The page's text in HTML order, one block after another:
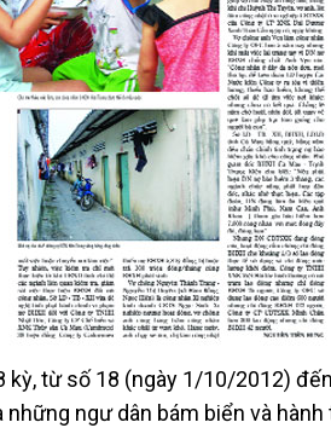
kỳ, từ số 18 (ngày 1/10/2012)
ngư dân bám biển và hành